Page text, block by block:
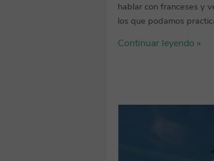
hablar con franceses y
los que podamos
Continuar leyendo »